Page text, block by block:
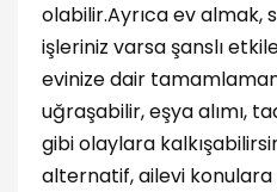
olabilir.Ayrıca ev almak,
işleriniz varsa şanslı
evinize dair
uğraşabilir, eşya alımı,
gibi olaylara
alternatif, ailevi konulara